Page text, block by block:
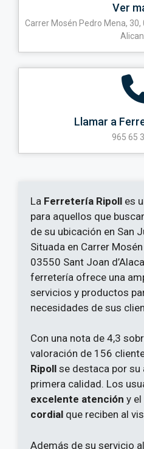
Ver
Carrer Mosén Pedro Mena,
Llamar a
965 65
La Ferretería Ripoll es
para aquellos que
de su ubicación en San
Situada en Carrer
03550 Sant Joan
ferretería ofrece una
servicios y productos
necesidades de sus
Con una nota de 4,3
valoración de 156
Ripoll se destaca por su
primera calidad. Los
excelente atención y el
cordial que reciben al
Además de su servicio